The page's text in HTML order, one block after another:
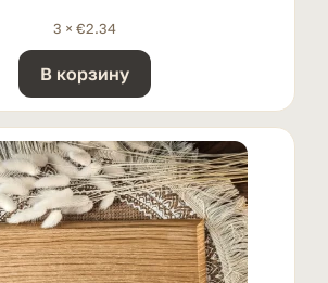
3 × €2.34
В корзину